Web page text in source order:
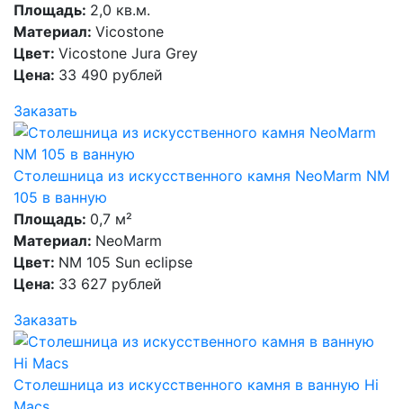
Площадь: 2,0 кв.м.
Материал: Vicostone
Цвет: Vicostone Jura Grey
Цена: 33 490 рублей
Заказать
Столешница из искусственного камня NeoMarm NM
105 в ванную
Площадь: 0,7 м²
Материал: NeoMarm
Цвет: NM 105 Sun eclipse
Цена: 33 627 рублей
Заказать
Столешница из искусственного камня в ванную Hi